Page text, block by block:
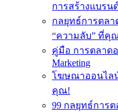
การสร้างแบรน
กลยุทธ์การตลา
“ความลับ” ที่คุ
คู่มือ การตลาด
Marketing
โฆษณาออนไลน์
คุณ!
99 กลยุทธ์การ